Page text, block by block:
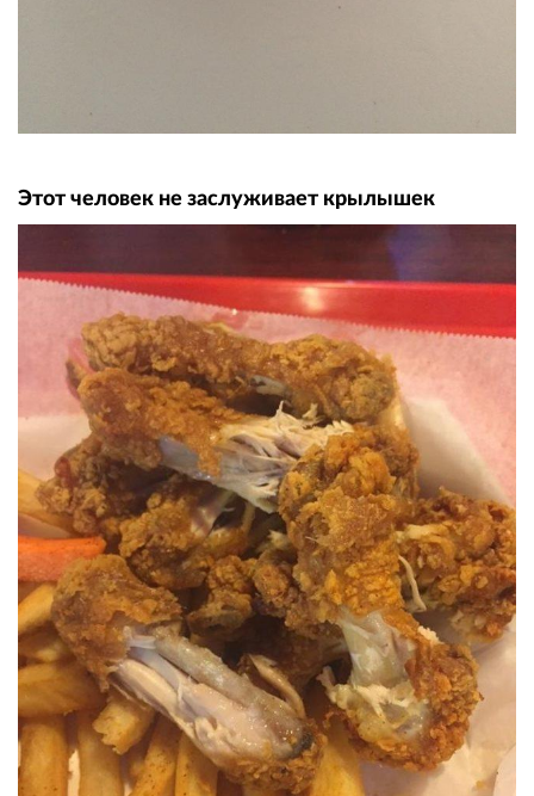
Этот человек не заслуживает крылышек